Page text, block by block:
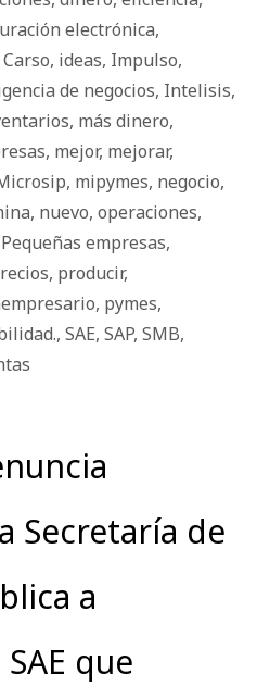
electrónica,
, ideas, Impulso,
de negocios, Intelisis,
, más dinero,
, mejor, mejorar,
, mipymes, negocio,
, nuevo, operaciones,
Pequeñas empresas,
, producir,
, pymes,
, SAE, SAP, SMB,
Secretaría de
a
que